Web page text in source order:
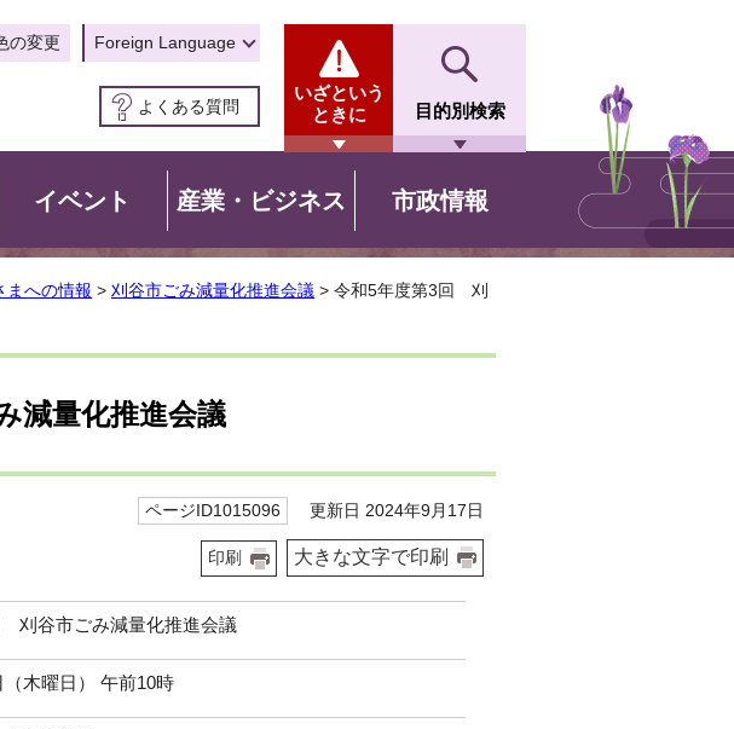
の変更 Foreign Language
よくある質問
いざという
ときに
目的別検索
イベント 産業・ビジネス 市政情報
まへの情報 > 刈谷市ごみ減量化推進会議 > 令和5年度第3回 刈
減量化推進会議
ページID1015096 更新日 2024年9月17日
印刷 大きな文字で印刷
刈谷市ごみ減量化推進会議
（木曜日） 午前10時